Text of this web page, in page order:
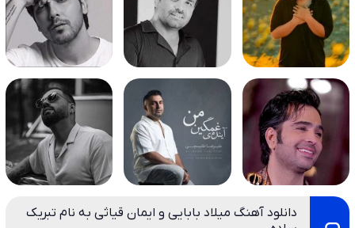
دانلود آهنگ میلاد بابایی و ایمان قیاثی به نام تبریک